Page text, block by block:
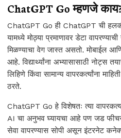
ChatGPT Go म्हणजे
ChatGPT Go ही ChatGPT ची
यामध्ये मोठ्या प्रमाणावर डेटा
मिळण्याचा वेग जास्त असतो. मोबाईल
आहे. विद्यार्थ्यांना अभ्यासासाठी नोट्स
लिहिणे किंवा सामान्य वापरकर्त्यांना
ठरते.
ChatGPT Go हे विशेषतः त्या
AI चा अनुभव घ्यायचा आहे पण जड
सेवा वापरण्यास सोपी असून इंटरनेट